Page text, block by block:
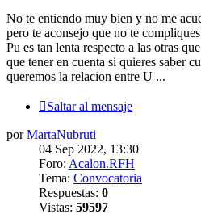
No te entiendo muy bien y no me
pero te aconsejo que no te
Pu es tan lenta respecto a las otras
que tener en cuenta si quieres saber
queremos la relacion entre U ...
Saltar al mensaje
porMartaNubruti
04 Sep 2022, 13:30
Foro: Acalon.RFH
Tema: Convocatoria
Respuestas: 0
Vistas: 59597